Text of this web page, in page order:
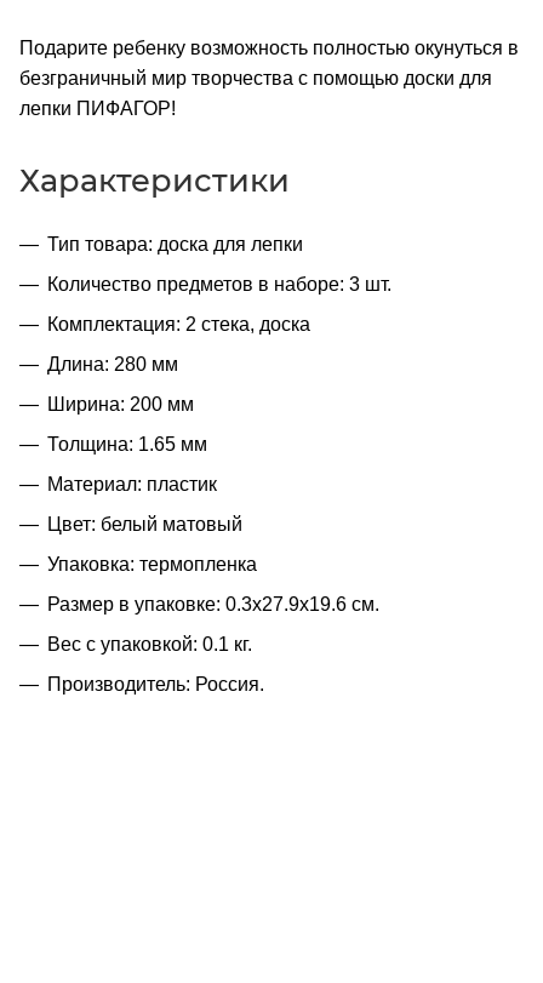
Подарите ребенку возможность полностью окунуться в
безграничный мир творчества с помощью доски для
лепки ПИФАГОР!
Характеристики
Тип товара: доска для лепки
Количество предметов в наборе: 3 шт.
Комплектация: 2 стека, доска
Длина: 280 мм
Ширина: 200 мм
Толщина: 1.65 мм
Материал: пластик
Цвет: белый матовый
Упаковка: термопленка
Размер в упаковке: 0.3x27.9x19.6 см.
Вес с упаковкой: 0.1 кг.
Производитель: Россия.